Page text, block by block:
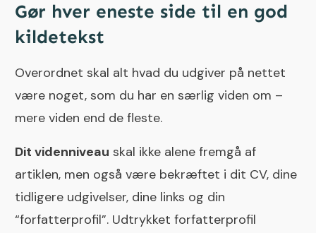
Gør hver eneste side til en god
kildetekst
Overordnet skal alt hvad du udgiver på nettet
være noget, som du har en særlig viden om –
mere viden end de fleste.
Dit videnniveau skal ikke alene fremgå af
artiklen, men også være bekræftet i dit CV, dine
tidligere udgivelser, dine links og din
“forfatterprofil”. Udtrykket forfatterprofil